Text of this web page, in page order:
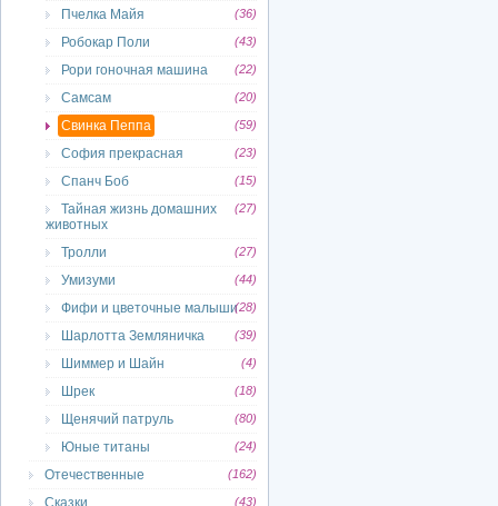
Пчелка Майя (36)
Робокар Поли (43)
Рори гоночная машина (22)
Самсам (20)
Свинка Пеппа (59)
София прекрасная (23)
Спанч Боб (15)
Тайная жизнь домашних
животных
(27)
Тролли (27)
Умизуми (44)
Фифи и цветочные малыши(28)
Шарлотта Земляничка (39)
Шиммер и Шайн (4)
Шрек (18)
Щенячий патруль (80)
Юные титаны (24)
Отечественные (162)
Сказки (43)